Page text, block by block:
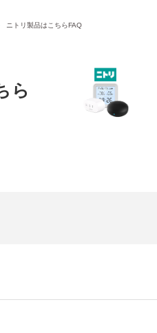
ニトリ製品はこちらFAQ
ら